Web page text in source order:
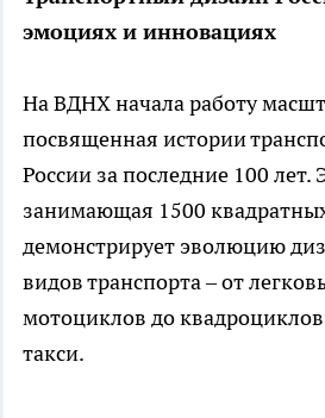
эмоциях и инновациях
На ВДНХ начала работу
посвященная истории
России за последние 100 лет.
занимающая 1500
демонстрирует эволюцию
видов транспорта – от
мотоциклов до
такси.